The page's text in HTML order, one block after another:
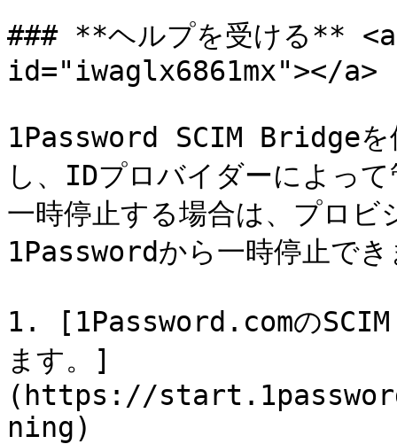
### **ヘルプを受ける**
id="iwaglx6861mx"></a>
1Password SCIM Bridgeを
し、IDプロバイダーによっ
一時停止する場合は、プロ
1Passwordから一時停止でき
1. [1Password.comの
ます。]
(https://
ning)